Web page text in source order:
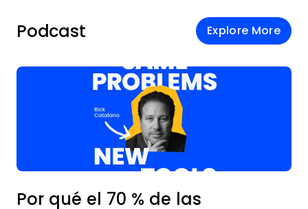
Podcast Explore More
Por qué el 70 % de las